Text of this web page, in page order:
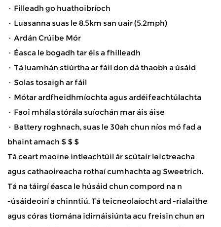
· Filleadh go huathoibríoch
· Luasanna suas le 8.5km san uair (5.2mph)
· Ardán Crúibe Mór
· Éasca le bogadh tar éis a fhilleadh
· Tá luamhán stiúrtha ar fáil don dá thaobh a úsáid
· Solas tosaigh ar fáil
· Mótar ardfheidhmíochta agus ardéifeachtúlachta
· Faoi mhála stórála suíochán mar áis áise
· Battery roghnach, suas le 30ah chun níos mó fad a
bhaint amach $ $ $
Tá ceart maoine intleachtúil ár scútair leictreacha
agus cathaoireacha rothaí cumhachta ag Sweetrich.
Tá na táirgí éasca le húsáid chun compord na n
-úsáideoirí a chinntiú. Tá teicneolaíocht ard -rialaithe
agus córas tiomána idirnáisiúnta acu freisin chun an